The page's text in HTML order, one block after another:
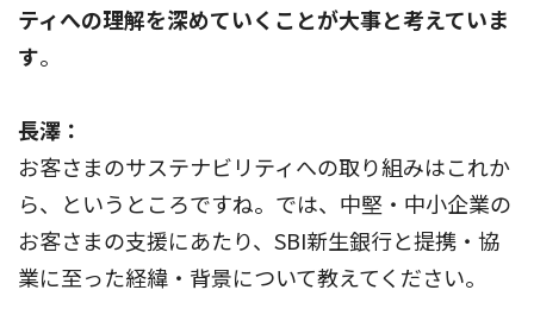
ティへの理解を深めていくことが大事と考えていま
す。
長澤：
お客さまのサステナビリティへの取り組みはこれか
ら、というところですね。では、中堅・中小企業の
お客さまの支援にあたり、SBI新生銀行と提携・協
業に至った経緯・背景について教えてください。